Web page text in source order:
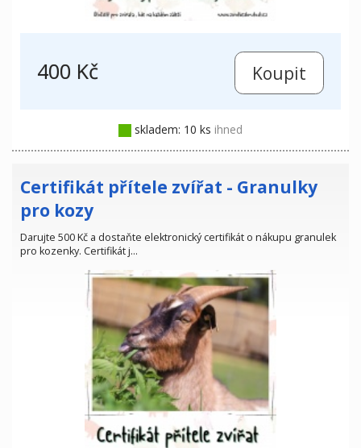
400 Kč
skladem: 10 ks ihned
Certifikát přítele zvířat - Granulky
pro kozy
Darujte 500 Kč a dostaňte elektronický certifikát o nákupu granulek
pro kozenky. Certifikát j…